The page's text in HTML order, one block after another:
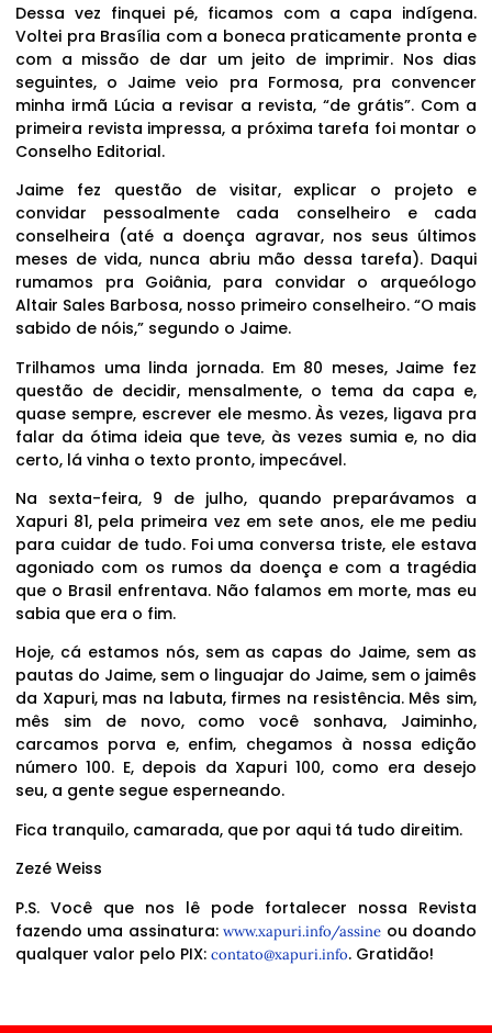
Dessa vez finquei pé, ficamos com a capa indígena.
Voltei pra Brasília com a boneca praticamente pronta e
com a missão de dar um jeito de imprimir. Nos dias
seguintes, o Jaime veio pra Formosa, pra convencer
minha irmã Lúcia a revisar a revista, “de grátis”. Com a
primeira revista impressa, a próxima tarefa foi montar o
Conselho Editorial.
Jaime fez questão de visitar, explicar o projeto e
convidar pessoalmente cada conselheiro e cada
conselheira (até a doença agravar, nos seus últimos
meses de vida, nunca abriu mão dessa tarefa). Daqui
rumamos pra Goiânia, para convidar o arqueólogo
Altair Sales Barbosa, nosso primeiro conselheiro. “O mais
sabido de nóis,” segundo o Jaime.
Trilhamos uma linda jornada. Em 80 meses, Jaime fez
questão de decidir, mensalmente, o tema da capa e,
quase sempre, escrever ele mesmo. Às vezes, ligava pra
falar da ótima ideia que teve, às vezes sumia e, no dia
certo, lá vinha o texto pronto, impecável.
Na sexta-feira, 9 de julho, quando preparávamos a
Xapuri 81, pela primeira vez em sete anos, ele me pediu
para cuidar de tudo. Foi uma conversa triste, ele estava
agoniado com os rumos da doença e com a tragédia
que o Brasil enfrentava. Não falamos em morte, mas eu
sabia que era o fim.
Hoje, cá estamos nós, sem as capas do Jaime, sem as
pautas do Jaime, sem o linguajar do Jaime, sem o jaimês
da Xapuri, mas na labuta, firmes na resistência. Mês sim,
mês sim de novo, como você sonhava, Jaiminho,
carcamos porva e, enfim, chegamos à nossa edição
número 100. E, depois da Xapuri 100, como era desejo
seu, a gente segue esperneando.
Fica tranquilo, camarada, que por aqui tá tudo direitim.
Zezé Weiss
P.S. Você que nos lê pode fortalecer nossa Revista
fazendo uma assinatura:www.xapuri.info/assine ou doando
qualquer valor pelo PIX: contato@xapuri.info. Gratidão!